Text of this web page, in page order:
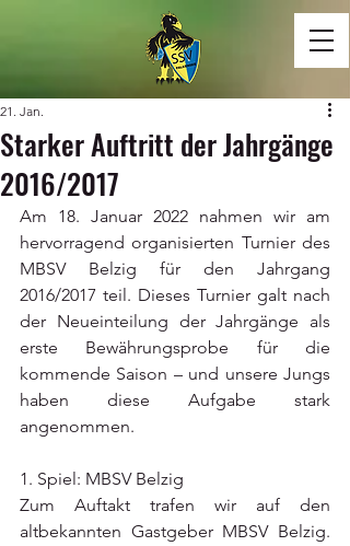
Starker Auftritt der Jahrgänge
2016/2017
21. Jan.
Am 18. Januar 2022 nahmen wir am
hervorragend organisierten Turnier des
MBSV Belzig für den Jahrgang
2016/2017 teil. Dieses Turnier galt nach
der Neueinteilung der Jahrgänge als
erste Bewährungsprobe für die
kommende Saison – und unsere Jungs
haben diese Aufgabe stark
angenommen.
1. Spiel: MBSV Belzig
Zum Auftakt trafen wir auf den
altbekannten Gastgeber MBSV Belzig.